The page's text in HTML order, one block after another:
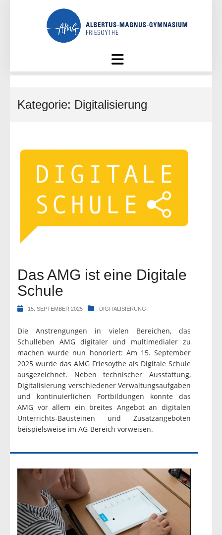
Kategorie: Digitalisierung
Das AMG ist eine Digitale
Schule
15. SEPTEMBER 2025 DIGITALISIERUNG
Die Anstrengungen in vielen Bereichen, das
Schulleben AMG digitaler und multimedialer zu
machen wurde nun honoriert: Am 15. September
2025 wurde das AMG Friesoythe als Digitale Schule
ausgezeichnet. Neben technischer Ausstattung,
Digitalisierung verschiedener Verwaltungsaufgaben
und kontinuierlichen Fortbildungen konnte das
AMG vor allem ein breites Angebot an digitalen
Unterrichts-Bausteinen und Zusatzangeboten
beispielsweise im AG-Bereich vorweisen.